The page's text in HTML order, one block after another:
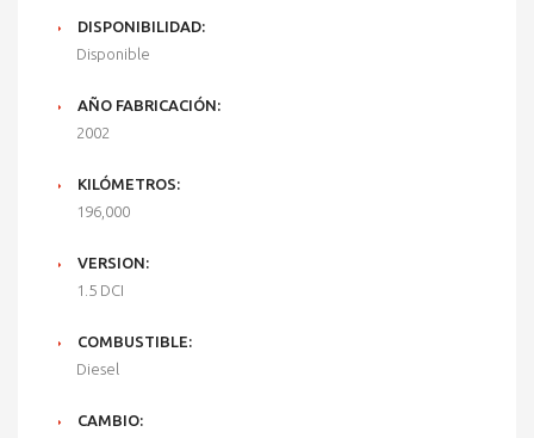
DISPONIBILIDAD:
Disponible
AÑO FABRICACIÓN:
2002
KILÓMETROS:
196,000
VERSION:
1.5 DCI
COMBUSTIBLE:
Diesel
CAMBIO: